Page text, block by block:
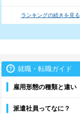
ランキングの続きを見る
就職・転職ガイド
雇用形態の種類と違い
派遣社員ってなに？